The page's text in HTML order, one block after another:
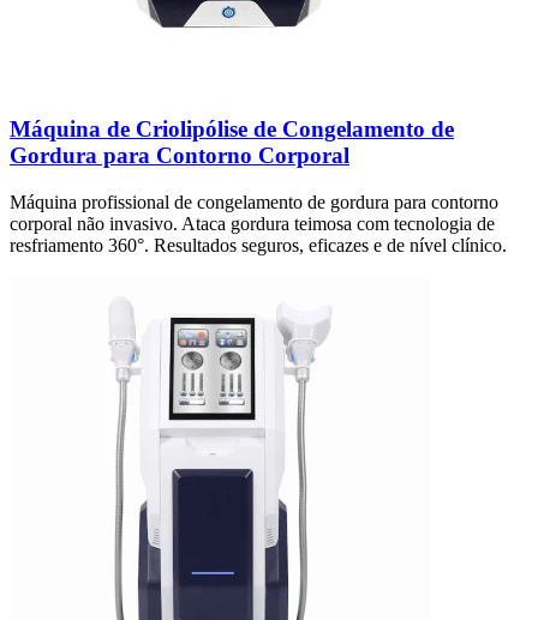
Máquina de Criolipólise de Congelamento de
Gordura para Contorno Corporal
Máquina profissional de congelamento de gordura para contorno
corporal não invasivo. Ataca gordura teimosa com tecnologia de
resfriamento 360°. Resultados seguros, eficazes e de nível clínico.